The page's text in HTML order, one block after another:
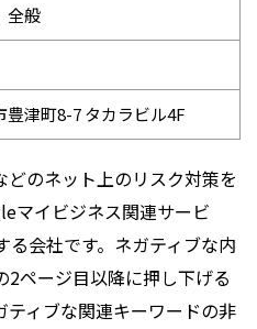
全般
豊津町8-7 タカラビル4F
どのネット上のリスク対策を
マイビジネス関連サービ
会社です。ネガティブな内
ページ目以降に押し下げる
ィブな関連キーワードの非